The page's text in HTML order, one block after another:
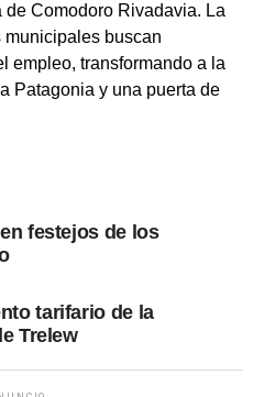
Comodoro Rivadavia. La
buscan
empleo, transformando a la
Patagonia y una puerta de
festejos de los
tarifario de la
Trelew